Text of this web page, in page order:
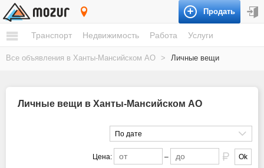
Продать
Транспорт Недвижимость Работа Услуги
Все объявления в Ханты-Мансийском АО > Личные вещи
Личные вещи в Ханты-Мансийском АО
По дате
Цена: – Ok